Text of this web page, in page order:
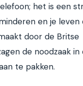
het is een
en je leven
door de Britse
de noodzaak
te pakken.